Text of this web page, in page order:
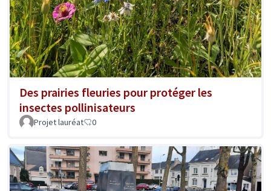
Des prairies fleuries pour protéger les
insectes pollinisateurs
Projet lauréat 0